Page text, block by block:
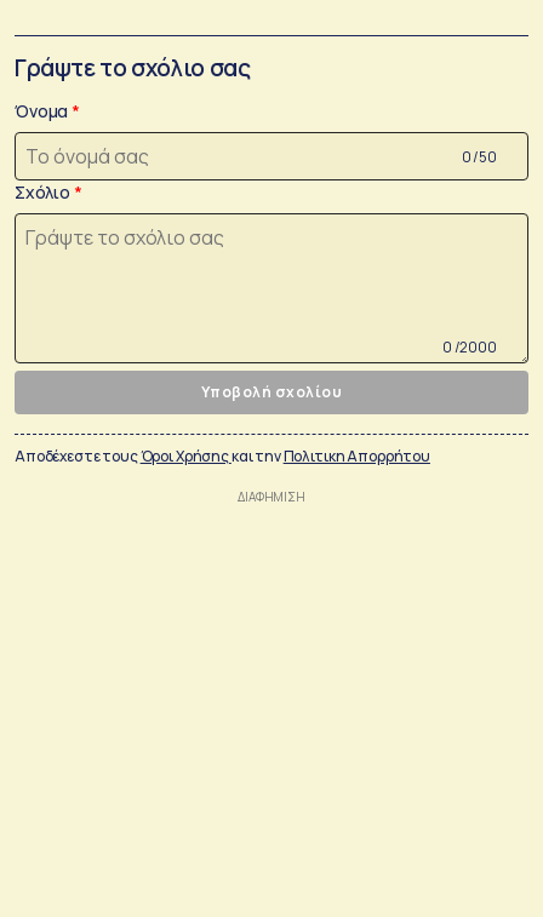
Γράψτε το σχόλιο σας
Όνομα
0 /50
Σχόλιο
0 /2000
Υποβολή σχολίου
Αποδέχεστε τουςΌροι Χρήσηςκαι τηνΠολιτικη Απορρήτου